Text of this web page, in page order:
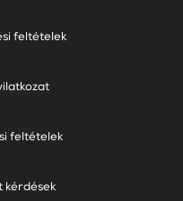
feltételek
feltételek
kérdések